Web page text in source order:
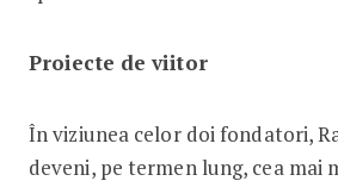
Proiecte de viitor
În viziunea celor doi fondatori,
deveni, pe termen lung, cea mai